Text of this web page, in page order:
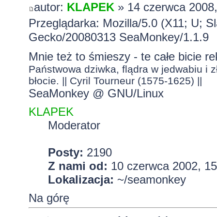
autor: KLAPEK» 14 czerwca
Przeglądarka: Mozilla/5.0 (X11; U;
Gecko/20080313 SeaMonkey/1.1.9
Mnie też to śmieszy - te całe bicie
Państwowa dziwka, flądra w jedwabiu i
błocie. || Cyril Tourneur (1575-1625) ||
SeaMonkey @ GNU/Linux
KLAPEK
Moderator
Posty: 2190
Z nami od: 10 czerwca 2002,
Lokalizacja: ~/seamonkey
Na górę